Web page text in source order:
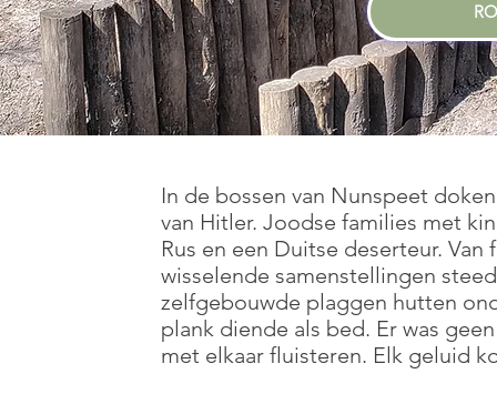
In de bossen van Nunspeet
van Hitler. Joodse families met
Rus en een Duitse deserteur.
wisselende samenstellingen
zelfgebouwde plaggen hutten
plank diende als bed. Er was
met elkaar fluisteren. Elk geluid